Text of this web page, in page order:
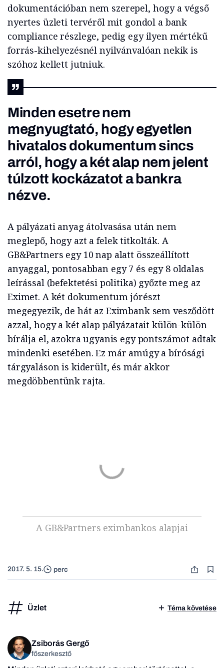
dokumentációban nem szerepel, hogy a végső
nyertes üzleti tervéről mit gondol a bank
compliance részlege, pedig egy ilyen mértékű
forrás-kihelyezésnél nyilvánvalóan nekik is
szóhoz kellett jutniuk.
Minden esetre nem
megnyugtató, hogy egyetlen
hivatalos dokumentum sincs
arról, hogy a két alap nem jelent
túlzott kockázatot a bankra
nézve.
A pályázati anyag átolvasása után nem
meglepő, hogy azt a felek titkolták. A
GB&Partners egy 10 nap alatt összeállított
anyaggal, pontosabban egy 7 és egy 8 oldalas
leírással (befektetési politika) győzte meg az
Eximet. A két dokumentum jórészt
megegyezik, de hát az Eximbank sem vesződött
azzal, hogy a két alap pályázatait külön-külön
bírálja el, azokra ugyanis egy pontszámot adtak
mindenki esetében. Ez már amúgy a bírósági
tárgyaláson is kiderült, és már akkor
megdöbbentünk rajta.
A GB&Partners eximbankos alapjai
2017. 5. 15. perc
Üzlet Téma követése
Zsiborás Gergő
főszerkesztő